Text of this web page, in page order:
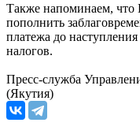
Также напоминаем, что
пополнить
платежа до
налогов.
Пресс-служба
(Якутия)